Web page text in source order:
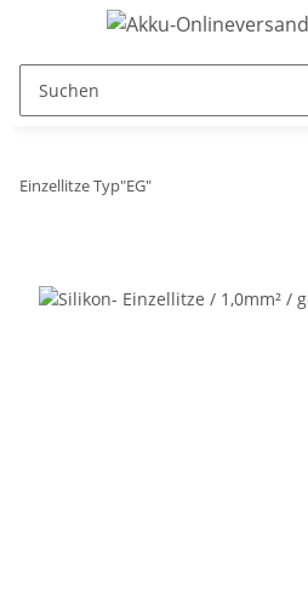
Einzellitze Typ"EG"